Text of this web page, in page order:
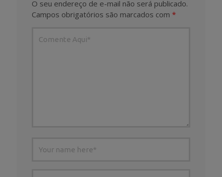
O seu endereço de e-mail não será publicado.
Campos obrigatórios são marcados com *